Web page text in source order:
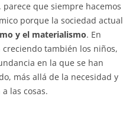
que siempre hacemos
porque la sociedad actual
y el materialismo. En
también los niños,
en la que se han
más allá de la necesidad y
las cosas.